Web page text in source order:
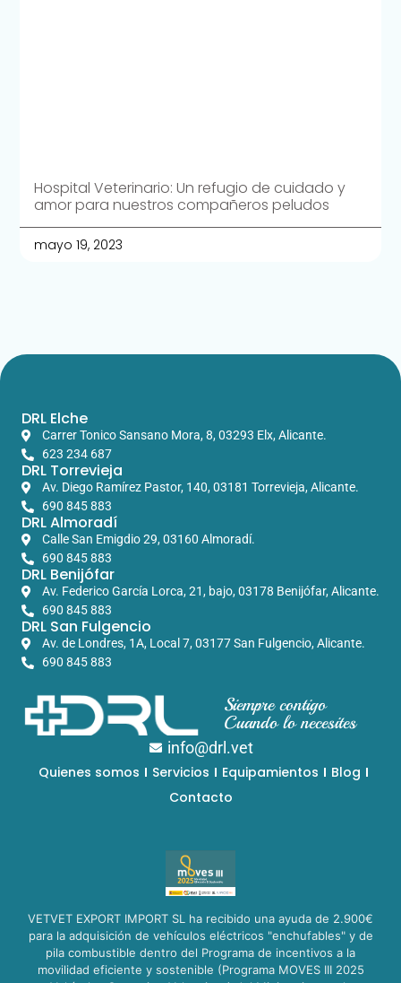
Hospital Veterinario: Un refugio de cuidado y
amor para nuestros compañeros peludos
mayo 19, 2023
DRL Elche
Carrer Tonico Sansano Mora, 8, 03293 Elx, Alicante.​
623 234 687
DRL Torrevieja
Av. Diego Ramírez Pastor, 140, 03181 Torrevieja, Alicante.
690 845 883
DRL Almoradí
Calle San Emigdio 29, 03160 Almoradí.
690 845 883
DRL Benijófar
Av. Federico García Lorca, 21, bajo, 03178 Benijófar, Alicante.
690 845 883
DRL San Fulgencio
Av. de Londres, 1A, Local 7, 03177 San Fulgencio, Alicante.
690 845 883
Siempre contigo
Cuando lo necesites
info@drl.vet
Quienes somos Servicios Equipamientos
Blog
Contacto
VETVET EXPORT IMPORT SL ha recibido una ayuda de 2.900€
para la adquisición de vehículos eléctricos "enchufables" y de
pila combustible dentro del Programa de incentivos a la
movilidad eficiente y sostenible (Programa MOVES III 2025